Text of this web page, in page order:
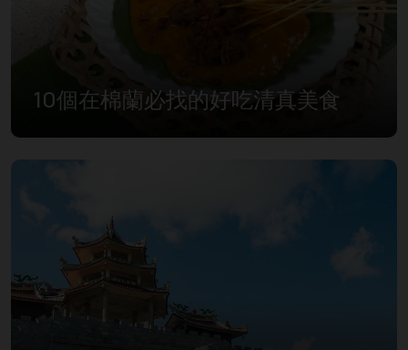
10個在棉蘭必找的好吃清真美食